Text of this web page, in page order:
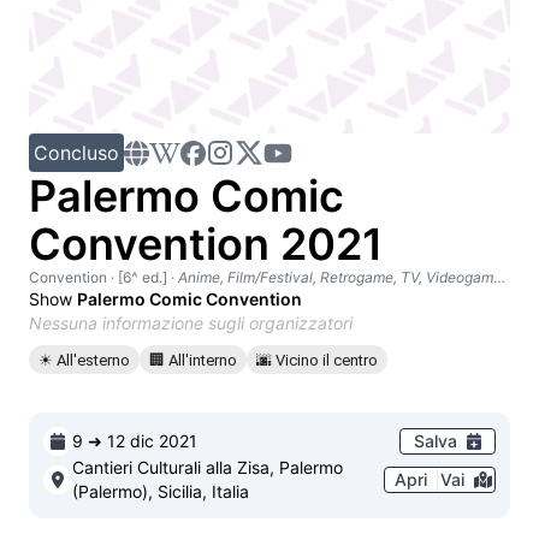
Concluso
Palermo Comic
Convention 2021
Convention · [6^ ed.] · Anime, Film/Festival, Retrogame, TV, Videogame, Adulti, Giochi da tavolo, GDR
Show Palermo Comic Convention
Nessuna informazione sugli organizzatori
☀ All'esterno 🏢 All'interno 🌆 Vicino il centro
9 ➜ 12 dic 2021
Salva
Cantieri Culturali alla Zisa, Palermo
(Palermo), Sicilia, Italia
Apri Vai